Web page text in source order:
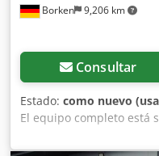
Borken 9,206 km
Consultar
Estado: como nuevo
El equipo completo está
Tipo: VDS P6030
completo, desde la